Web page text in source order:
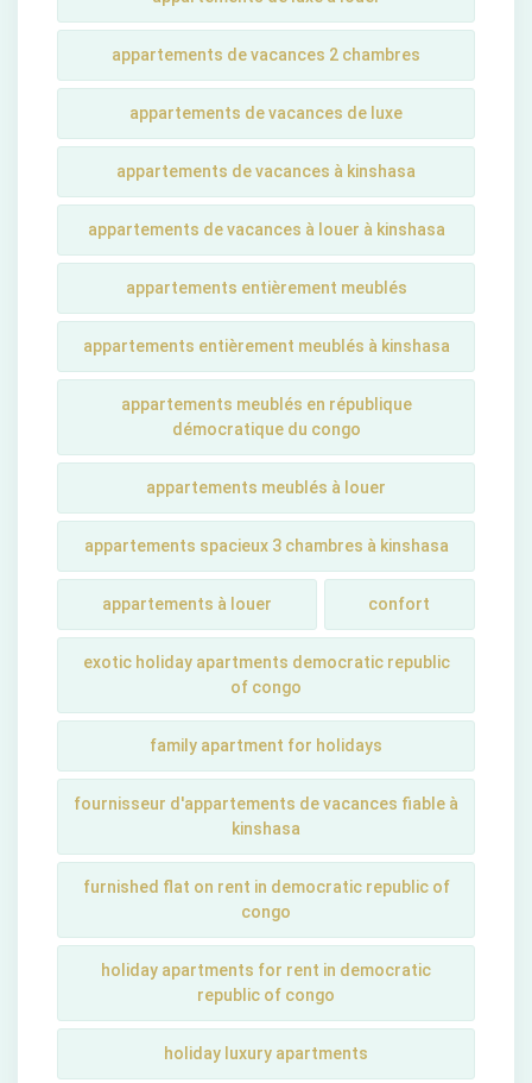
appartements de vacances 2 chambres
appartements de vacances de luxe
appartements de vacances à kinshasa
appartements de vacances à louer à kinshasa
appartements entièrement meublés
appartements entièrement meublés à kinshasa
appartements meublés en république
démocratique du congo
appartements meublés à louer
appartements spacieux 3 chambres à kinshasa
appartements à louer confort
exotic holiday apartments democratic republic
of congo
family apartment for holidays
fournisseur d'appartements de vacances fiable à
kinshasa
furnished flat on rent in democratic republic of
congo
holiday apartments for rent in democratic
republic of congo
holiday luxury apartments